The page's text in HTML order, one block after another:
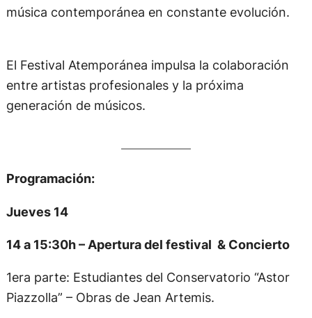
música contemporánea en constante evolución.
El Festival Atemporánea impulsa la colaboración
entre artistas profesionales y la próxima
generación de músicos.
Programación:
Jueves 14
14 a 15:30h – Apertura del festival & Concierto
1era parte: Estudiantes del Conservatorio “Astor
Piazzolla” – Obras de Jean Artemis.